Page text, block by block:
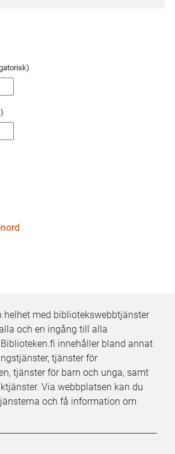
helhet med bibliotekswebbtjänster
och en ingång till alla
innehåller bland annat
tjänster för
tjänster för barn och unga, samt
Via webbplatsen kan du
och få information om